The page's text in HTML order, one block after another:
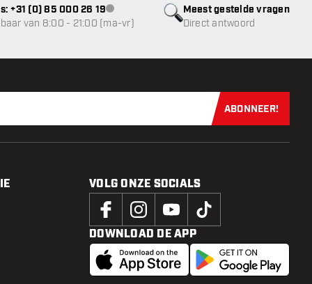
Meest gestelde vragen
Direct antwoord
+31 (0) 85 000 26 19klantenservice niet beschikbaar
van 8:00 - 21:00 (ma-vr)
Schrijf je
ABONNEER!
VOLG ONZE SOCIALS
DOWNLOAD DE APP